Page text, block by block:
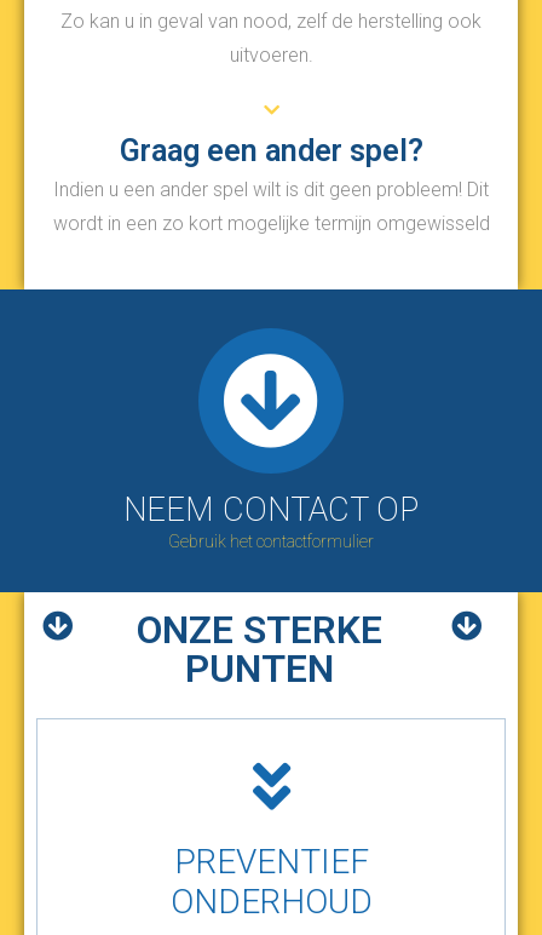
Zo kan u in geval van nood, zelf de herstelling ook
uitvoeren.
Graag een ander spel?
Indien u een ander spel wilt is dit geen probleem! Dit
wordt in een zo kort mogelijke termijn omgewisseld
NEEM CONTACT OP
Gebruik het contactformulier
ONZE STERKE
PUNTEN
PREVENTIEF
ONDERHOUD